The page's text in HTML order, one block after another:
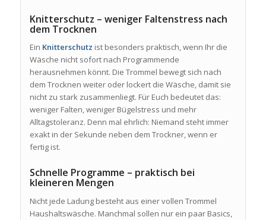
Knitterschutz – weniger Faltenstress nach
dem Trocknen
Ein Knitterschutz ist besonders praktisch, wenn Ihr die
Wäsche nicht sofort nach Programmende
herausnehmen könnt. Die Trommel bewegt sich nach
dem Trocknen weiter oder lockert die Wäsche, damit sie
nicht zu stark zusammenliegt. Für Euch bedeutet das:
weniger Falten, weniger Bügelstress und mehr
Alltagstoleranz. Denn mal ehrlich: Niemand steht immer
exakt in der Sekunde neben dem Trockner, wenn er
fertig ist.
Schnelle Programme – praktisch bei
kleineren Mengen
Nicht jede Ladung besteht aus einer vollen Trommel
Haushaltswäsche. Manchmal sollen nur ein paar Basics,